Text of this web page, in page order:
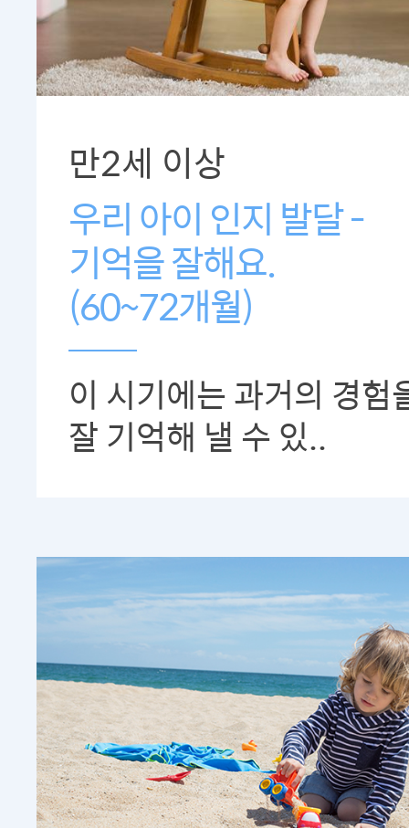
만2세 이상
우리 아이 인지 발달 -
기억을 잘해요.
(60~72개월)
이 시기에는 과거의 경험
잘 기억해 낼 수 있..